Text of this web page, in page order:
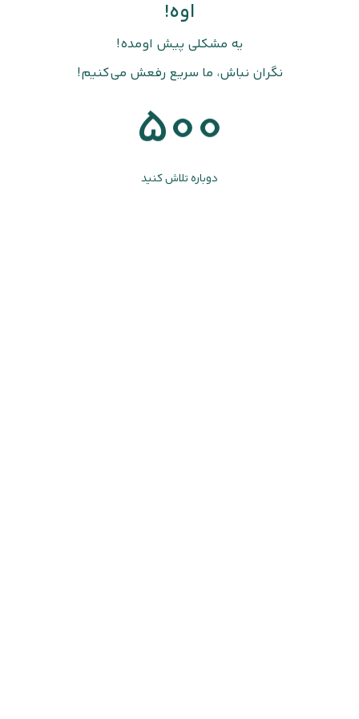
اوه!
یه مشکلی پیش اومده!
نگران نباش، ما سریع رفعش می‌کنیم!
500
دوباره تلاش کنید